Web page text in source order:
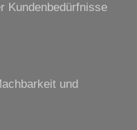
Kundenbedürfnisse
und